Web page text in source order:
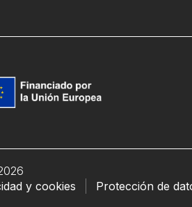
y cookies Protección de